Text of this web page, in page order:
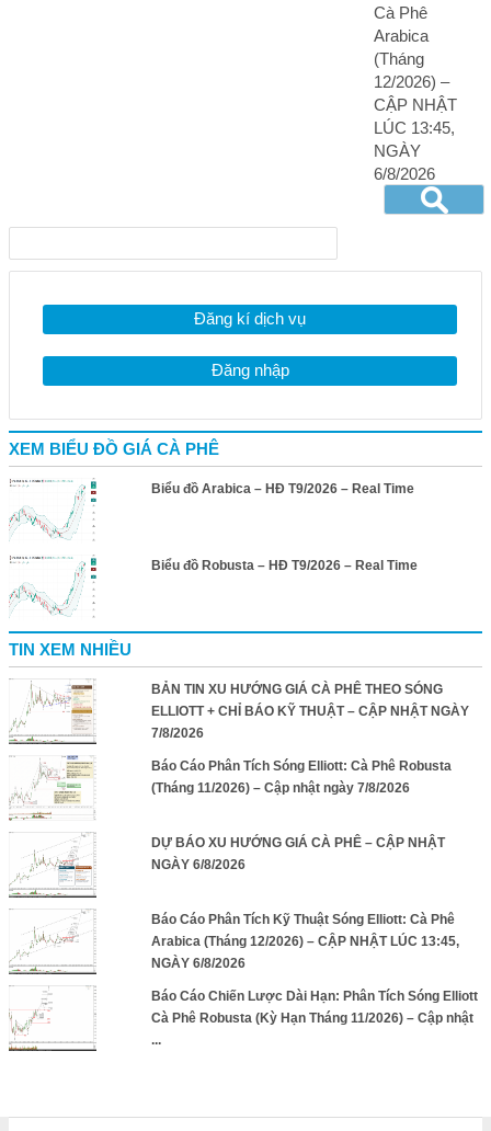
Cà Phê
Arabica
(Tháng
12/2026) –
CẬP NHẬT
LÚC 13:45,
NGÀY
6/8/2026
Đăng kí dịch vụ
Đăng nhập
XEM BIỂU ĐỒ GIÁ CÀ PHÊ
Biểu đồ Arabica – HĐ T9/2026 – Real Time
Biểu đồ Robusta – HĐ T9/2026 – Real Time
TIN XEM NHIỀU
BẢN TIN XU HƯỚNG GIÁ CÀ PHÊ THEO SÓNG
ELLIOTT + CHỈ BÁO KỸ THUẬT – CẬP NHẬT NGÀY
7/8/2026
Báo Cáo Phân Tích Sóng Elliott: Cà Phê Robusta
(Tháng 11/2026) – Cập nhật ngày 7/8/2026
DỰ BÁO XU HƯỚNG GIÁ CÀ PHÊ – CẬP NHẬT
NGÀY 6/8/2026
Báo Cáo Phân Tích Kỹ Thuật Sóng Elliott: Cà Phê
Arabica (Tháng 12/2026) – CẬP NHẬT LÚC 13:45,
NGÀY 6/8/2026
Báo Cáo Chiến Lược Dài Hạn: Phân Tích Sóng Elliott
Cà Phê Robusta (Kỳ Hạn Tháng 11/2026) – Cập nhật
...